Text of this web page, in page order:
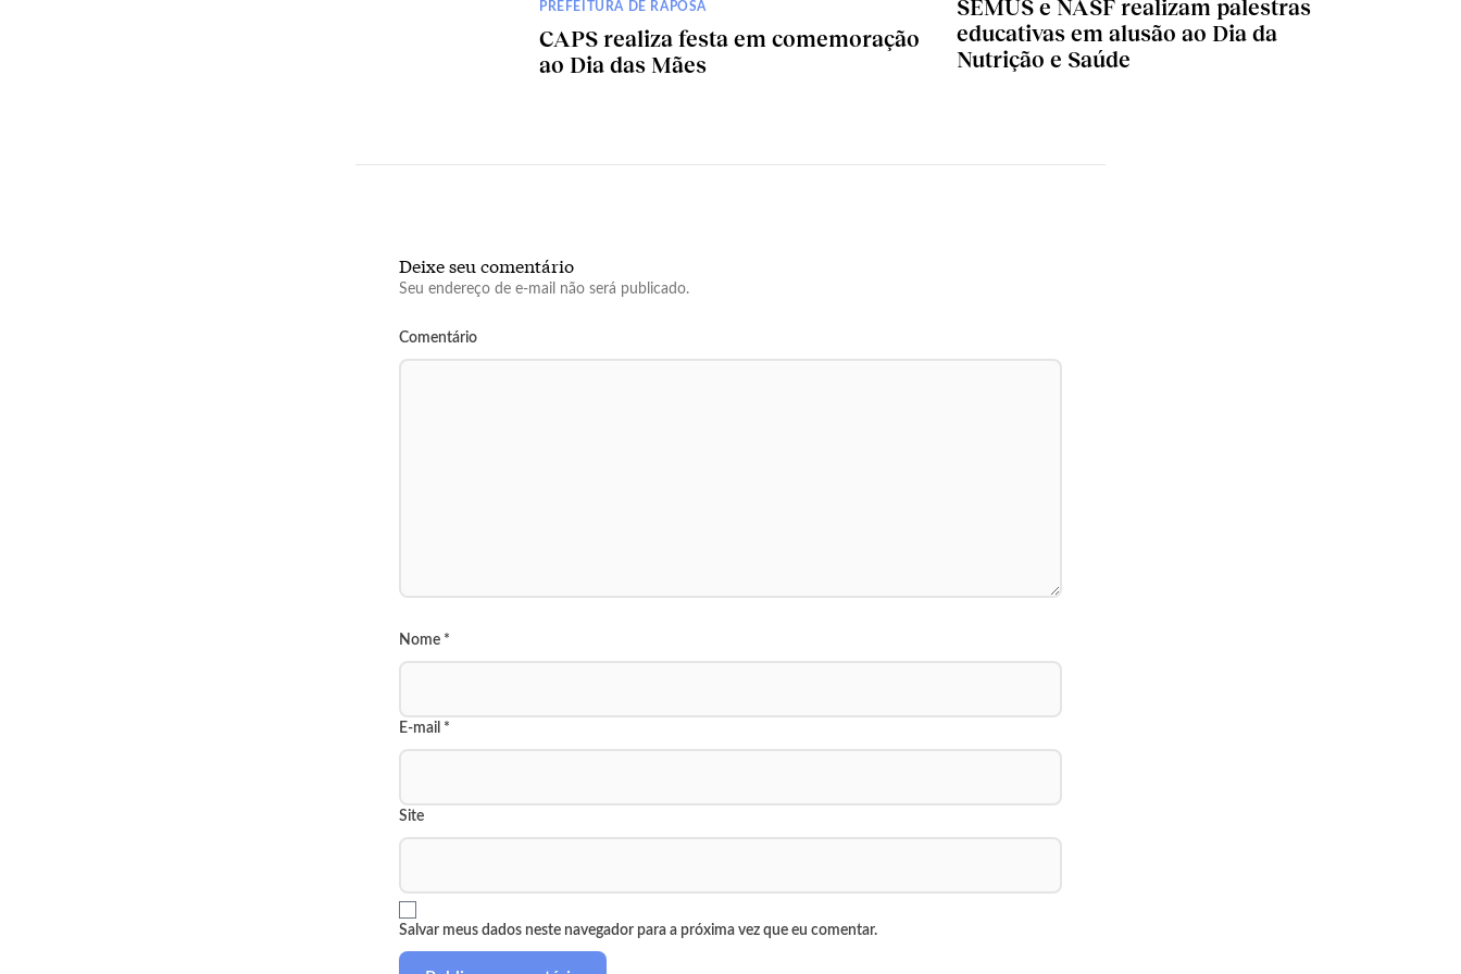
PREFEITURA DE RAPOSA
CAPS realiza festa em comemoração
ao Dia das Mães
SEMUS e NASF realizam palestras
educativas em alusão ao Dia da
Nutrição e Saúde
Deixe seu comentário
Seu endereço de e-mail não será publicado.
Comentário
Nome *
E-mail *
Site
Salvar meus dados neste navegador para a próxima vez que eu comentar.